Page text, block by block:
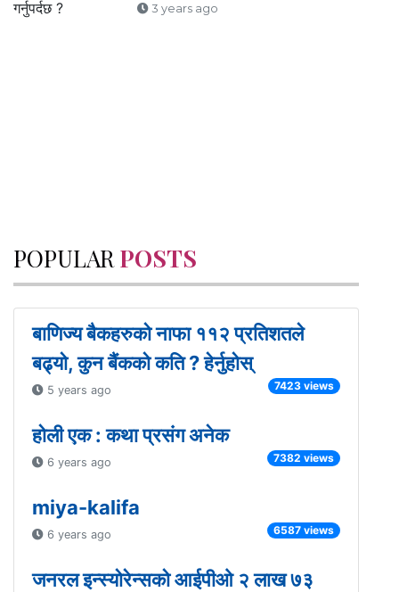
3 years ago
POPULARPOSTS
बाणिज्य बैकहरुको नाफा ११२ प्रतिशतले
बढ्यो, कुन बैंकको कति ? हेर्नुहोस्
5 years ago 7423 views
होली एक : कथा प्रसंग अनेक
6 years ago 7382 views
miya-kalifa
6 years ago 6587 views
जनरल इन्स्योरेन्सको आईपीओ २ लाख ७३